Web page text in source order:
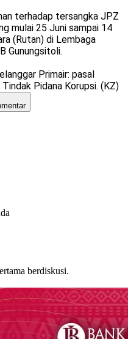
terhadap tersangka JPZ
mulai 25 Juni sampai 14
(Rutan) di Lembaga
Gunungsitoli.
Primair: pasal
Pidana Korupsi. (KZ)
berdiskusi.